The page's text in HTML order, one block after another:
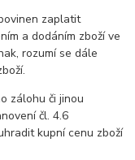
zaplatit
a dodáním zboží ve
rozumí se dále
zálohu či jinou
čl. 4.6
kupní cenu zboží